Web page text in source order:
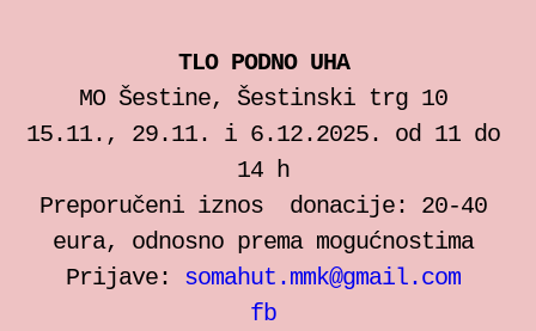
individualne sesije
Bilježnica za somatski rad
Zrinka Šimičić Mihanović
Ana Jelušić
TLO PODNO UHA
MO Šestine, Šestinski trg 10
15.11., 29.11. i 6.12.2025. od 11 do
14 h
Preporučeni iznos donacije: 20-40
eura, odnosno prema mogućnostima
Prijave: somahut.mmk@gmail.com
fb